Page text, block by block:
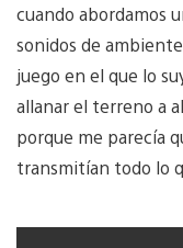
cuando abordamos
sonidos de
juego en el que lo
allanar el terreno a
porque me parecía
transmitían todo lo